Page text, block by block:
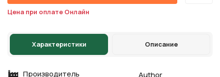
Цена при оплате Онлайн
Характеристики Описание
Производитель Author